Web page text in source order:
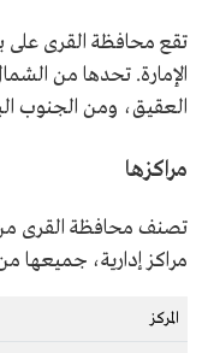
تقع محافظة القرى على بعد نحو 31
الإمارة. تحدها من
العقيق، ومن الجنوب
مراكزها
تصنف محافظة القرى
مراكز إدارية، جميعها
المركز